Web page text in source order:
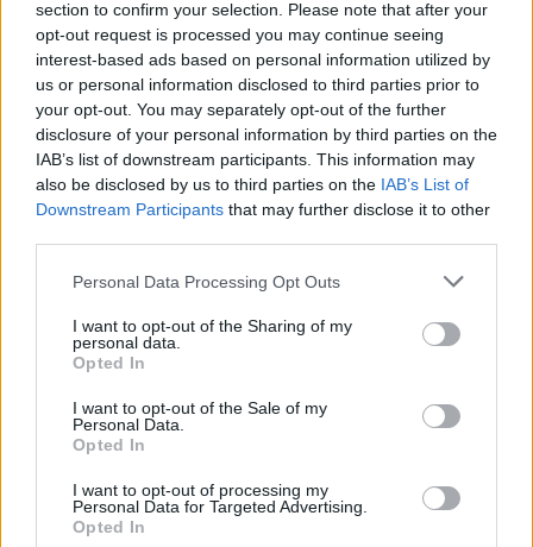
section to confirm your selection. Please note that after your
opt-out request is processed you may continue seeing
interest-based ads based on personal information utilized by
us or personal information disclosed to third parties prior to
your opt-out. You may separately opt-out of the further
disclosure of your personal information by third parties on the
IAB’s list of downstream participants. This information may
also be disclosed by us to third parties on the IAB’s List of
Downstream Participants that may further disclose it to other
Personal Data Processing Opt Outs
I want to opt-out of the Sharing of my
personal data.
Opted In
I want to opt-out of the Sale of my
Personal Data.
Opted In
I want to opt-out of processing my
Personal Data for Targeted Advertising.
Opted In
Biblioteca
Progetti
Istituto
Procedendo accetti la privacy policy
Sentire la Voce, vivere la Parola
Ciascuno, in ogni tempo e in ogni situazione,